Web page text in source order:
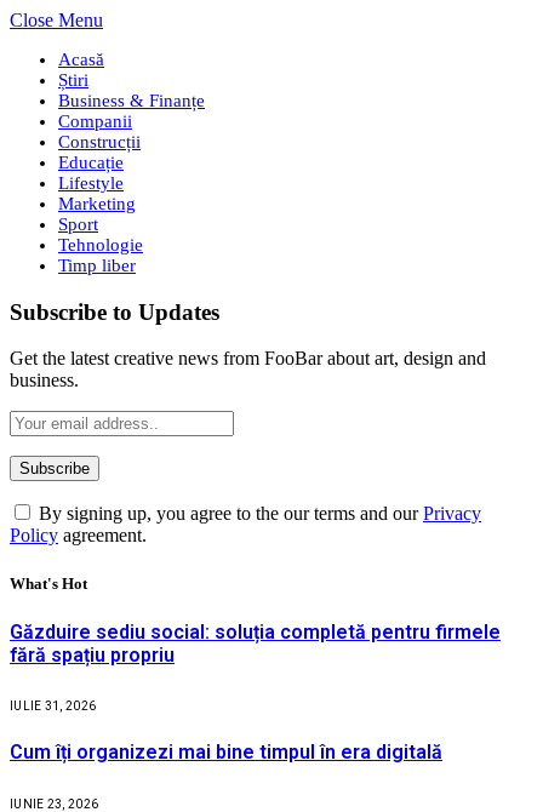
Close Menu
Acasă
Știri
Business & Finanțe
Companii
Construcții
Educație
Lifestyle
Marketing
Sport
Tehnologie
Timp liber
Subscribe to Updates
Get the latest creative news from FooBar about art, design and
business.
By signing up, you agree to the our terms and ourPrivacy
Policy agreement.
What's Hot
Găzduire sediu social: soluția completă pentru firmele
fără spațiu propriu
IULIE 31, 2026
Cum îți organizezi mai bine timpul în era digitală
IUNIE 23, 2026